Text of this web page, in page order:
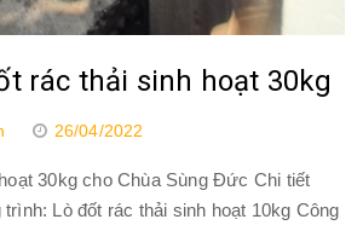
rác thải sinh hoạt 30kg
26/04/2022
30kg cho Chùa Sùng Đức Chi tiết
Lò đốt rác thải sinh hoạt 10kg Công